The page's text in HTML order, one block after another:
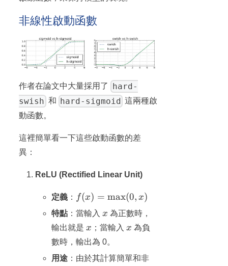
非線性啟動函數
作者在論文中大量採用了
hard-
swish 和 hard-sigmoid 這兩種啟
動函數。
這裡簡單看一下這些啟動函數的差
異：
ReLU (Rectified Linear Unit)
定義 ： f(x) =
\max(0,
x)
f(x) = max(0, x)
特點 ：當輸入x
x 為正數時，
輸出就是x
x ；當輸入x
x 為負
數時，輸出為 0。
用途 ：由於其計算簡單和非